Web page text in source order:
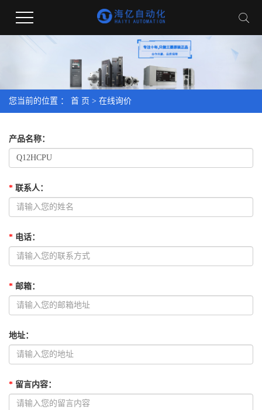
您当前的位置 ： 首 页 > 在线询价
产品名称：
* 联系人：
* 电话：
* 邮箱：
地址：
* 留言内容：